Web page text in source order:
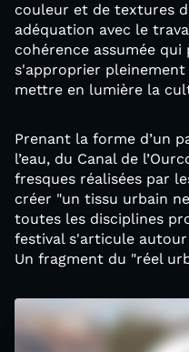
couleur et de textures
adéquation avec le
cohérence assumée
s'approprier
mettre en lumière la
Prenant la forme d’un
l’eau, du Canal de
fresques réalisées par
créer "un tissu urbain
toutes les disciplines
festival s'articule
Un fragment du "réel